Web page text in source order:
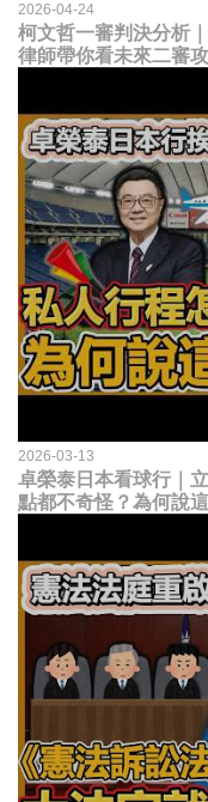
2026-04-24
柯文哲一審判決分析
律師帶你看未來二審
2026-03-13
卓榮泰日本看球行｜
點都不奇怪？為何說